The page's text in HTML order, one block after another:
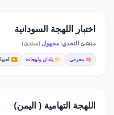
اختبار اللهجة السودانية
منشئ التحدي:مجهول (مبتدئ)
🧠 معرفي 📁 بلدان ولهجات ▶️ لعبها 4,428
اللهجة التهامية ( اليمن)